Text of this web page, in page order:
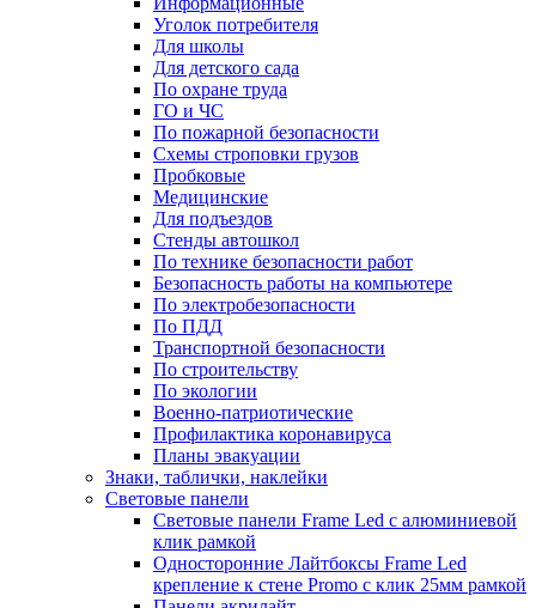
Уголок потребителя
Для школы
Для детского сада
По охране труда
ГО и ЧС
По пожарной безопасности
Схемы строповки грузов
Пробковые
Медицинские
Для подъездов
Стенды автошкол
По технике безопасности работ
Безопасность работы на компьютере
По электробезопасности
По ПДД
Транспортной безопасности
По строительству
По экологии
Военно-патриотические
Профилактика коронавируса
Планы эвакуации
Знаки, таблички, наклейки
Световые панели
Световые панели Frame Led с алюминиевой
клик рамкой
Односторонние Лайтбоксы Frame Led
крепление к стене Promo с клик 25мм рамкой